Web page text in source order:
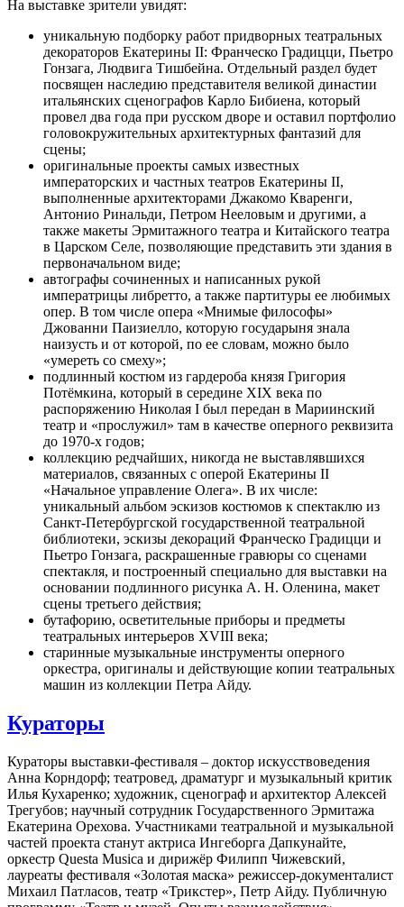
На выставке зрители увидят:
уникальную подборку работ придворных театральных
декораторов Екатерины II: Франческо Градицци, Пьетро
Гонзага, Людвига Тишбейна. Отдельный раздел будет
посвящен наследию представителя великой династии
итальянских сценографов Карло Бибиена, который
провел два года при русском дворе и оставил портфолио
головокружительных архитектурных фантазий для
сцены;
оригинальные проекты самых известных
императорских и частных театров Екатерины II,
выполненные архитекторами Джакомо Кваренги,
Антонио Ринальди, Петром Нееловым и другими, а
также макеты Эрмитажного театра и Китайского театра
в Царском Селе, позволяющие представить эти здания в
первоначальном виде;
автографы сочиненных и написанных рукой
императрицы либретто, а также партитуры ее любимых
опер. В том числе опера «Мнимые философы»
Джованни Паизиелло, которую государыня знала
наизусть и от которой, по ее словам, можно было
«умереть со смеху»;
подлинный костюм из гардероба князя Григория
Потёмкина, который в середине ХIХ века по
распоряжению Николая I был передан в Мариинский
театр и «прослужил» там в качестве оперного реквизита
до 1970-х годов;
коллекцию редчайших, никогда не выставлявшихся
материалов, связанных с оперой Екатерины II
«Начальное управление Олега». В их числе:
уникальный альбом эскизов костюмов к спектаклю из
Санкт-Петербургской государственной театральной
библиотеки, эскизы декораций Франческо Градицци и
Пьетро Гонзага, раскрашенные гравюры со сценами
спектакля, и построенный специально для выставки на
основании подлинного рисунка А. Н. Оленина, макет
сцены третьего действия;
бутафорию, осветительные приборы и предметы
театральных интерьеров XVIII века;
старинные музыкальные инструменты оперного
оркестра, оригиналы и действующие копии театральных
машин из коллекции Петра Айду.
Кураторы
Кураторы выставки-фестиваля – доктор искусствоведения
Анна Корндорф; театровед, драматург и музыкальный критик
Илья Кухаренко; художник, сценограф и архитектор Алексей
Трегубов; научный сотрудник Государственного Эрмитажа
Екатерина Орехова. Участниками театральной и музыкальной
частей проекта станут актриса Ингеборга Дапкунайте,
оркестр Questa Musica и дирижёр Филипп Чижевский,
лауреаты фестиваля «Золотая маска» режиссер-документалист
Михаил Патласов, театр «Трикстер», Петр Айду. Публичную